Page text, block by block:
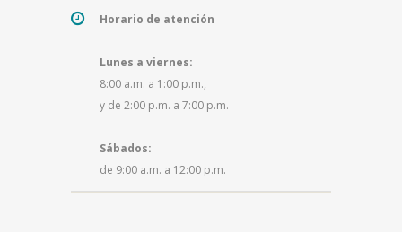
Horario de atención
Lunes a viernes:
8:00 a.m. a 1:00 p.m.,
y de 2:00 p.m. a 7:00 p.m.
Sábados:
de 9:00 a.m. a 12:00 p.m.